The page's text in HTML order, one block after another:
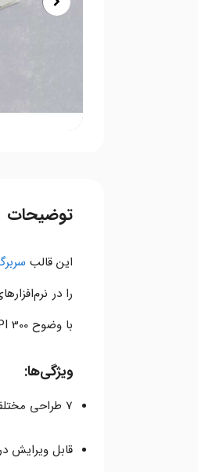
توضیحات
این قالب
با وضوح 300 DPI و رنگ‌های CMYK است و به‌راحتی قابل سفارشی‌سازی برای کسب‌وکار شما می‌باشد.
ویژگی‌ها:
7 طراحی مختلف برای انتخاب
قابل ویرایش در Microsoft Word